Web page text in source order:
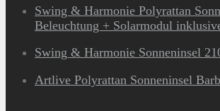
Swing & Harmonie Polyrattan
Beleuchtung + Solarmodul
Swing & Harmonie Sonneninsel
Artlive Polyrattan Sonneninsel